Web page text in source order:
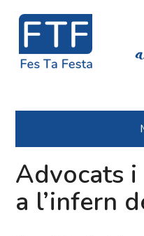
Advocats
a l’infern